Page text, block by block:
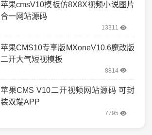
苹果cmsV10模板仿8X8X视频小说图片
合一网站源码
13311
苹果CMS10专享版MXoneV10.6魔改版
二开大气短视模板
8814
苹果CMS V10二开视频网站源码 可封
装双端APP
7795